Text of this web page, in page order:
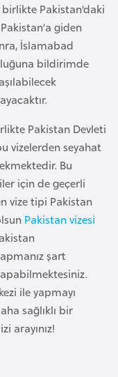
Pakistan’daki
giden
İslamabad
bildirimde
Pakistan Devleti
vizelerden seyahat
Bu
için de geçerli
vize tipi Pakistan
Pakistan vizesi
şart
ile yapmayı
sağlıklı bir
arayınız!